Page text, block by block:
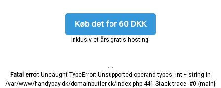
Køb det for 60 DKK
Inklusiv et års gratis hosting.
Fatal error: Uncaught TypeError: Unsupported operand types: int + string in
/var/www/handypay.dk/domainbutler.dk/index.php:441 Stack trace: #0 {main}